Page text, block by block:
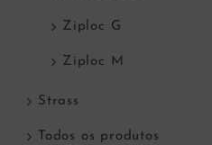
Ziploc G
Ziploc M
Strass
Todos os produtos